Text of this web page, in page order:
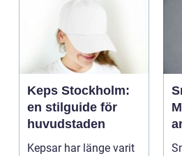
Keps Stockholm:
en stilguide för
huvudstaden
Kepsar har länge varit